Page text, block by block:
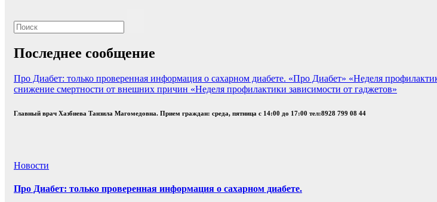
Последнее сообщение
Про Диабет: только проверенная информация о сахарном диабете. «Про Диабет» «Неделя
снижение смертности от внешних причин «Неделя профилактики зависимости от гаджетов»
Главный врач Хазбиева Танзила Магомедовна. Прием граждан: среда, пятница с 14:00 до 17:00 тел:8928 799 08 44
Новости
Про Диабет: только проверенная информация о сахарном диабете.